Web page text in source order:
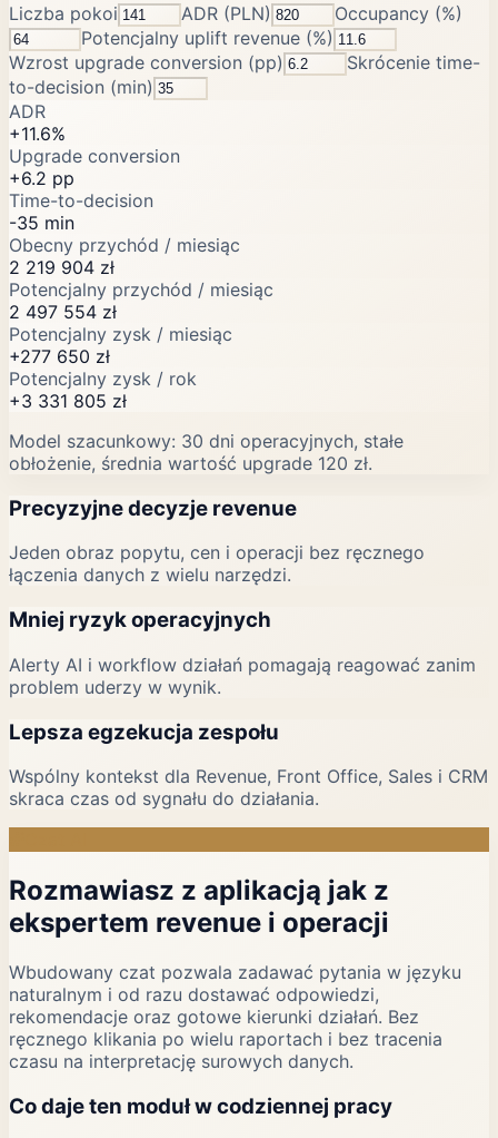
Liczba pokoi
ADR (PLN)
Occupancy (%)
Potencjalny uplift revenue (%)
Wzrost upgrade conversion (pp)
Skrócenie time-
to-decision (min)
ADR
+11.6%
Upgrade conversion
+6.2 pp
Time-to-decision
-35 min
Obecny przychód / miesiąc
2 219 904 zł
Potencjalny przychód / miesiąc
2 497 554 zł
Potencjalny zysk / miesiąc
+277 650 zł
Potencjalny zysk / rok
+3 331 805 zł
Model szacunkowy: 30 dni operacyjnych, stałe
obłożenie, średnia wartość upgrade 120 zł.
Precyzyjne decyzje revenue
Jeden obraz popytu, cen i operacji bez ręcznego
łączenia danych z wielu narzędzi.
Mniej ryzyk operacyjnych
Alerty AI i workflow działań pomagają reagować zanim
problem uderzy w wynik.
Lepsza egzekucja zespołu
Wspólny kontekst dla Revenue, Front Office, Sales i CRM
skraca czas od sygnału do działania.
Rozmawiasz z aplikacją jak z
ekspertem revenue i operacji
Wbudowany czat pozwala zadawać pytania w języku
naturalnym i od razu dostawać odpowiedzi,
rekomendacje oraz gotowe kierunki działań. Bez
ręcznego klikania po wielu raportach i bez tracenia
czasu na interpretację surowych danych.
Co daje ten moduł w codziennej pracy